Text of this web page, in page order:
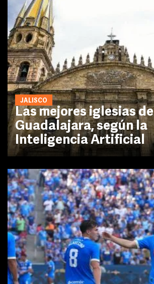
JALISCO
Las mejores iglesias de
Guadalajara, según la
Inteligencia Artificial